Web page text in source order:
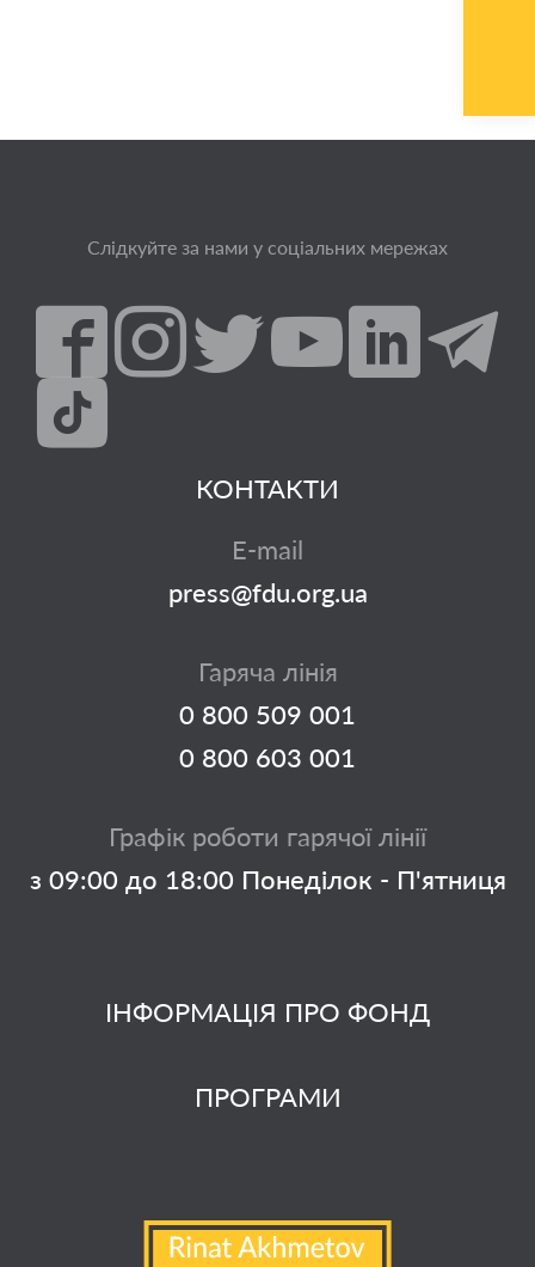
Слідкуйте за нами у соціальних мережах
ІНФОРМАЦІЯ ПРО ФОНД
ПРОГРАМИ
КОНТАКТИ
E-mail
press@fdu.org.ua
Гаряча лінія
0 800 509 001
0 800 603 001
Графік роботи гарячої лінії
з 09:00 до 18:00 Понеділок - П'ятниця